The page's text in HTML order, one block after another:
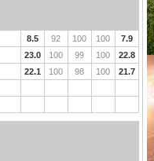
8.5 92 100 100
7.9
23.0 100 99 100
22.8
22.1 100 98 100 21.7